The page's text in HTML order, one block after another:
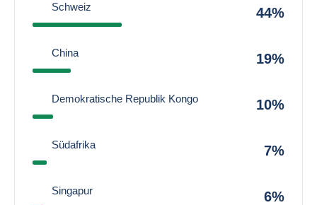
Schweiz 44%
China 19%
Demokratische Republik Kongo 10%
Südafrika 7%
Singapur 6%